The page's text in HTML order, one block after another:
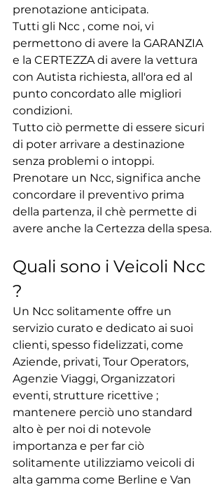
prenotazione anticipata.
Tutti gli Ncc , come noi, vi
permettono di avere la GARANZIA
e la CERTEZZA di avere la vettura
con Autista richiesta, all'ora ed al
punto concordato alle migliori
condizioni.
Tutto ciò permette di essere sicuri
di poter arrivare a destinazione
senza problemi o intoppi.
Prenotare un Ncc, significa anche
concordare il preventivo prima
della partenza, il chè permette di
avere anche la Certezza della spesa.
Quali sono i Veicoli Ncc
?
Un Ncc solitamente offre un
servizio curato e dedicato ai suoi
clienti, spesso fidelizzati, come
Aziende, privati, Tour Operators,
Agenzie Viaggi, Organizzatori
eventi, strutture ricettive ;
mantenere perciò uno standard
alto è per noi di notevole
importanza e per far ciò
solitamente utilizziamo veicoli di
alta gamma come Berline e Van